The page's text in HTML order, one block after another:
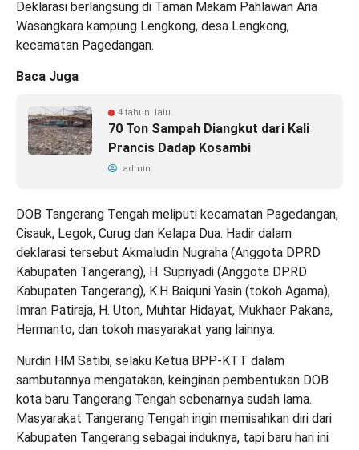
Deklarasi berlangsung di Taman Makam Pahlawan Aria
Wasangkara kampung Lengkong, desa Lengkong,
kecamatan Pagedangan.
Baca Juga
4 tahun lalu
70 Ton Sampah Diangkut dari Kali
Prancis Dadap Kosambi
admin
DOB Tangerang Tengah meliputi kecamatan Pagedangan,
Cisauk, Legok, Curug dan Kelapa Dua. Hadir dalam
deklarasi tersebut Akmaludin Nugraha (Anggota DPRD
Kabupaten Tangerang), H. Supriyadi (Anggota DPRD
Kabupaten Tangerang), K.H Baiquni Yasin (tokoh Agama),
Imran Patiraja, H. Uton, Muhtar Hidayat, Mukhaer Pakana,
Hermanto, dan tokoh masyarakat yang lainnya.
Nurdin HM Satibi, selaku Ketua BPP-KTT dalam
sambutannya mengatakan, keinginan pembentukan DOB
kota baru Tangerang Tengah sebenarnya sudah lama.
Masyarakat Tangerang Tengah ingin memisahkan diri dari
Kabupaten Tangerang sebagai induknya, tapi baru hari ini